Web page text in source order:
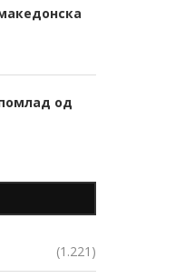
од
(1.221)